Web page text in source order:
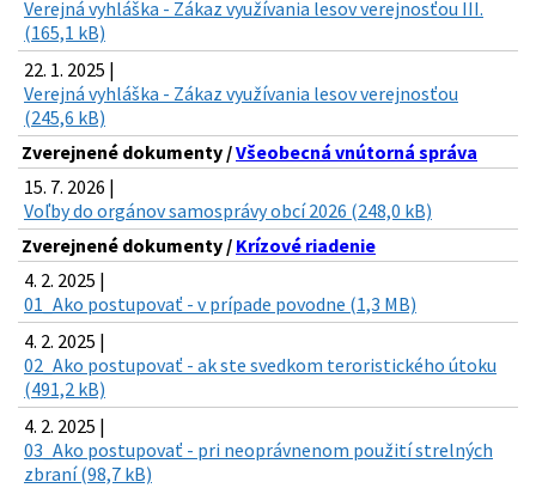
Verejná vyhláška - Zákaz využívania lesov verejnosťou III.
(165,1 kB)
22. 1. 2025 |
Verejná vyhláška - Zákaz využívania lesov verejnosťou
(245,6 kB)
Zverejnené dokumenty /Všeobecná vnútorná správa
15. 7. 2026 |
Voľby do orgánov samosprávy obcí 2026 (248,0 kB)
Zverejnené dokumenty / Krízové riadenie
4. 2. 2025 |
01_Ako postupovať - v prípade povodne (1,3 MB)
4. 2. 2025 |
02_Ako postupovať - ak ste svedkom teroristického útoku
(491,2 kB)
4. 2. 2025 |
03_Ako postupovať - pri neoprávnenom použití strelných
zbraní (98,7 kB)